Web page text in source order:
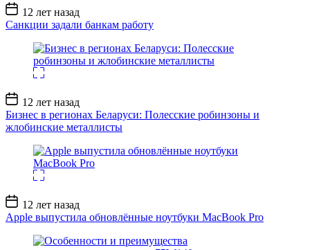
Дата
записи
12 лет назад
Санкции задали банкам работу
Дата
записи
12 лет назад
Бизнес в регионах Беларуси: Полесские робинзоны и
жлобинские металлисты
Дата
записи
12 лет назад
Apple выпустила обновлённые ноутбуки MacBook Pro